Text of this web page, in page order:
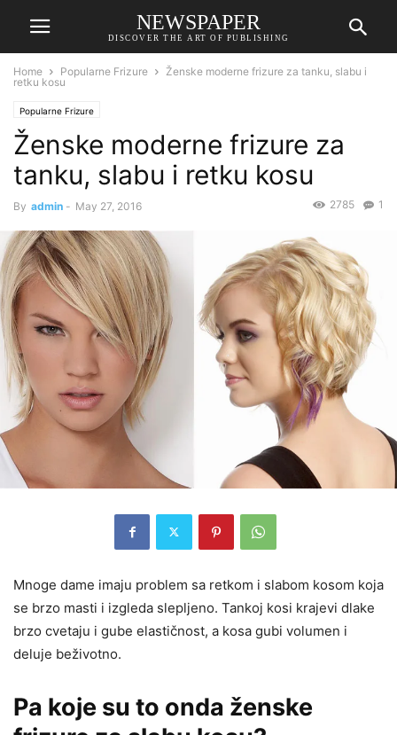
NEWSPAPER
DISCOVER THE ART OF PUBLISHING
Home Popularne Frizure
Ženske moderne frizure za tanku, slabu i
retku kosu
Popularne Frizure
Ženske moderne frizure za
tanku, slabu i retku kosu
By admin - May 27, 2016 1
2785
Mnoge dame imaju problem sa retkom i slabom kosom koja
se brzo masti i izgleda slepljeno. Tankoj kosi krajevi dlake
brzo cvetaju i gube elastičnost, a kosa gubi volumen i
deluje beživotno.
Pa koje su to onda ženske